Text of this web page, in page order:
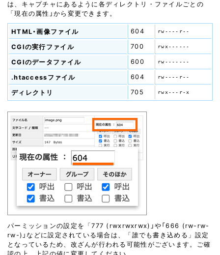
は、キャプチャにあるように各ディレクトリ・ファイルごとの
「現在の属性」から変更できます。
HTML・画像ファイル 604 rw----r--
CGIの実行ファイル 700 rwx------
CGIのデータファイル 600 rw-------
.htaccessファイル 604 rw----r--
ディレクトリ 705 rwx---r-x
パーミッションの設定を「777 (rwxrwxrwx)」や「666 (rw-rw-
rw-)」などに設定されている場合は、「誰でも書き込める」設定
となっているため、改ざんが行われる可能性がございます。ご確